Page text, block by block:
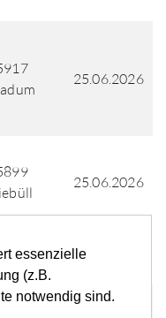
essenzielle
(z.B.
notwendig sind.
25.06.2026
25.06.2026
4 5 ... ›